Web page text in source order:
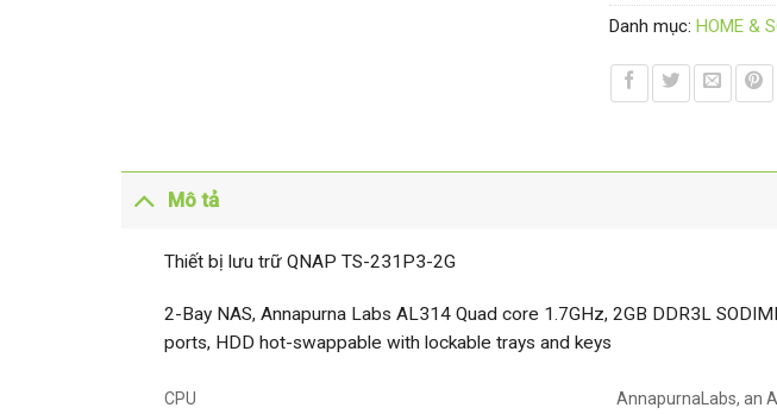
Danh mục: HOME &
Mô tả
Thiết bị lưu trữ QNAP TS-231P3-2G
2-Bay NAS, Annapurna Labs AL314 Quad core 1.7GHz, 2GB DDR3L
ports, HDD hot-swappable with lockable trays and keys
CPU
AnnapurnaLabs, an